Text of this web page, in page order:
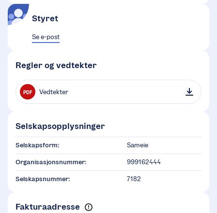
Styret
Se e-post
Regler og vedtekter
PDF Vedtekter
Selskapsopplysninger
Selskapsform: Sameie
Organisasjonsnummer: 999162444
Selskapsnummer: 7182
Fakturaadresse